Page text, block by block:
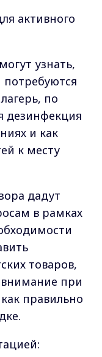
активного
узнать,
по
дезинфекция
и как
к месту
дадут
в рамках
товаров,
внимание при
правильно